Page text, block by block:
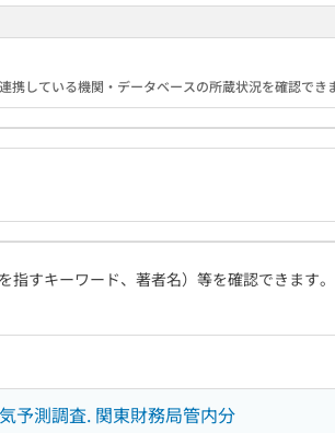
している機関・データベースの所蔵状況を確認でき
すキーワード、著者名）等を確認できます。
予測調査. 関東財務局管内分